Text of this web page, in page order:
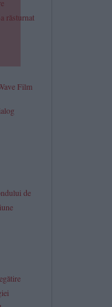
răsturnat
Film
de